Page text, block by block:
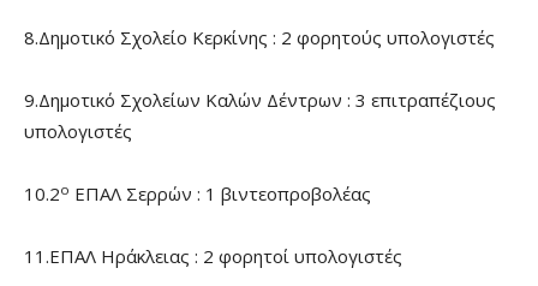
8.Δημοτικό Σχολείο Κερκίνης : 2 φορητούς υπολογιστές
9.Δημοτικό Σχολείων Καλών Δέντρων : 3 επιτραπέζιους
υπολογιστές
10.2ο ΕΠΑΛ Σερρών : 1 βιντεοπροβολέας
11.ΕΠΑΛ Ηράκλειας : 2 φορητοί υπολογιστές